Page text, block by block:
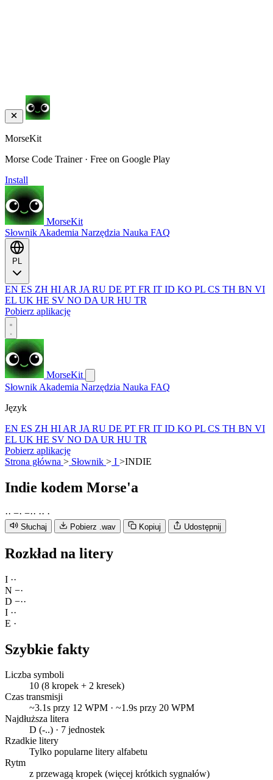
MorseKit
Morse Code Trainer · Free on Google Play
Install
MorseKit
Słownik Akademia Narzędzia Nauka FAQ
EN ES ZH HI AR JA RU DE PT FR IT ID KO PL CS TH BN VI
EL UK HE SV NO DA UR HU TR
Pobierz aplikację
MorseKit
Słownik Akademia Narzędzia Nauka FAQ
Język
EN ES ZH HI AR JA RU DE PT FR IT ID KO PL CS TH BN VI
EL UK HE SV NO DA UR HU TR
Pobierz aplikację
Strona główna > Słownik > I >INDIE
Indie kodem Morse'a
·· −· −·· ·· ·
Słuchaj Pobierz .wav Kopiuj Udostępnij
Rozkład na litery
I ··
N −·
D −··
I ··
E ·
Szybkie fakty
Liczba symboli
10 (8 kropek + 2 kresek)
Czas transmisji
~3.1s przy 12 WPM · ~1.9s przy 20 WPM
Najdłuższa litera
D (-..) · 7 jednostek
Rzadkie litery
Tylko popularne litery alfabetu
Rytm
z przewagą kropek (więcej krótkich sygnałów)